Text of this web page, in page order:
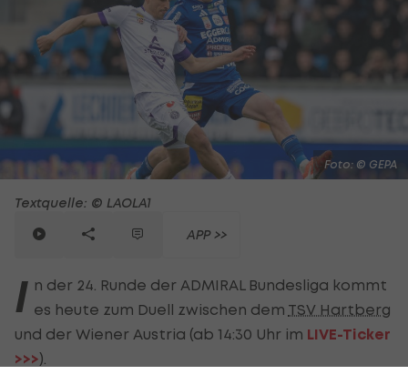
Foto: © GEPA
Textquelle: © LAOLA1
APP >>
I n der 24. Runde der ADMIRAL Bundesliga kommt
es heute zum Duell zwischen dem TSV Hartberg
und der Wiener Austria (ab 14:30 Uhr im LIVE-Ticker
>>>).